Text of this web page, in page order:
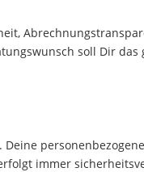
soll Dir
immer